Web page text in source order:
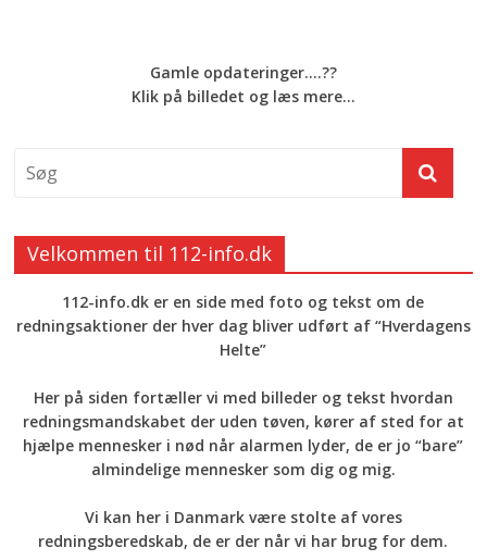
Gamle opdateringer....??
Klik på billedet og læs mere...
Velkommen til 112-info.dk
112-info.dk er en side med foto og tekst om de
redningsaktioner der hver dag bliver udført af “Hverdagens
Helte”
Her på siden fortæller vi med billeder og tekst hvordan
redningsmandskabet der uden tøven, kører af sted for at
hjælpe mennesker i nød når alarmen lyder, de er jo “bare”
almindelige mennesker som dig og mig.
Vi kan her i Danmark være stolte af vores
redningsberedskab, de er der når vi har brug for dem.